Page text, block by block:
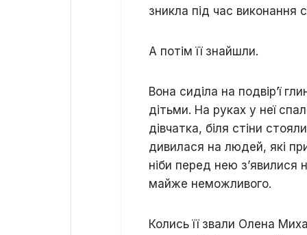
зникла під час виконання
А потім її знайшли.
Вона сиділа на подвір’ї
дітьми. На руках у неї
дівчатка, біля стіни
дивилася на людей, які
ніби перед нею з’явилися
майже неможливого.
Колись її звали Олена